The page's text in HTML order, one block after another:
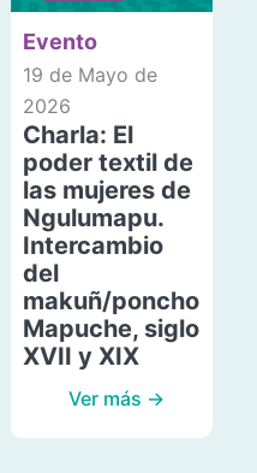
Evento
19 de Mayo de
2026
Charla: El
poder textil de
las mujeres de
Ngulumapu.
Intercambio
del
makuñ/poncho
Mapuche, siglo
XVII y XIX
Ver más →